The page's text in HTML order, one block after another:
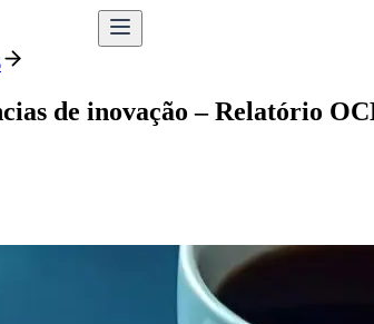
de inovação – Relatório